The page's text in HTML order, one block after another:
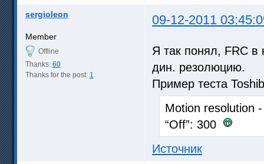
sergioleon 09-12-2011
Member
Offline
Thanks: 60
Thanks for the post: 1
Я так понял, FRC в
дин. резолюцию.
Пример теста
Motion resolution
“Off”: 300
Источник